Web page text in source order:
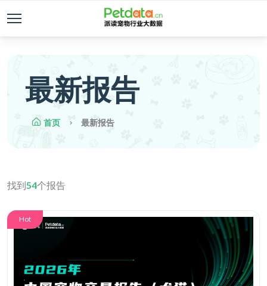
最新报告
首页 最新报告
找到54个报告
Hot